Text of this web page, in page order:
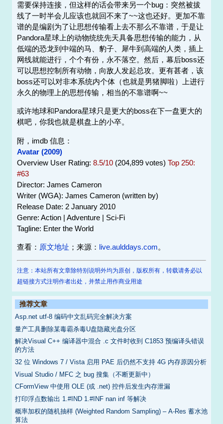
需要保持连接，但这样的话会带来另一个bug：突然被拔
线了一时半会儿应该也就回不来了~~这也还好。更加不靠
谱的是编剧为了让思想传输看上去不那么不靠谱，于是让
Pandora星球上的动物统统先天具备思想传输的能力，从
低端的恐龙到中端的马、豹子、犀牛到高端的人类，插上
网线就能进行，个个有份，永不落空。然后，幕后boss还
可以思想控制所有动物，向敌人发起总攻。更有甚者，该
boss还可以对非本系统内个体（也就是男猪脚啦）上进行
永久的物理上的思想传输，相当的不靠谱啊~~
或许地球和Pandora星球只是更大的boss在下一盘更大的
棋吧，你我也就是棋盘上的小卒。
附，imdb 信息：
Avatar (2009)
Overview User Rating: 8.5/10(204,899 votes) Top 250:
#63
Director: James Cameron
Writer (WGA): James Cameron (written by)
Release Date: 2 January 2010
Genre: Action | Adventure | Sci-Fi
Tagline: Enter the World
查看： 原文地址 ；来源： live.aulddays.com。
注意：本站所有文章除特别说明外均为原创，版权所有，转载请务必以
超链接方式注明作者出处，并禁止用作商业用途
推荐文章
Asp.net utf-8 编码中文乱码完全解决方案
量产工具删除某毒霸杀毒U盘隐藏光盘分区
解决Visual C++ 编译器中混合 .c 文件时收到 C1853 预编译头错误
的方法
32 位 Windows 7 / Vista 启用 PAE 后仍然不支持 4G 内存原因分析
Visual Studio / MFC 之 bug 搜集（不断更新中）
CFormView 中使用 OLE (或 .net) 控件后发生内存泄漏
打印浮点数输出 1.#IND 1.#INF nan inf 等解决
概率加权的随机抽样 (Weighted Random Sampling) – A-Res 蓄水池
算法